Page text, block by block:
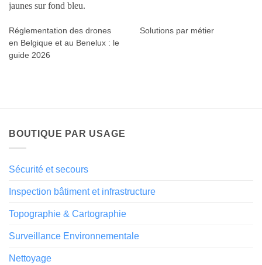
Réglementation des drones
en Belgique et au Benelux : le
guide 2026
Solutions par métier
BOUTIQUE PAR USAGE
Sécurité et secours
Inspection bâtiment et infrastructure
Topographie & Cartographie
Surveillance Environnementale
Nettoyage